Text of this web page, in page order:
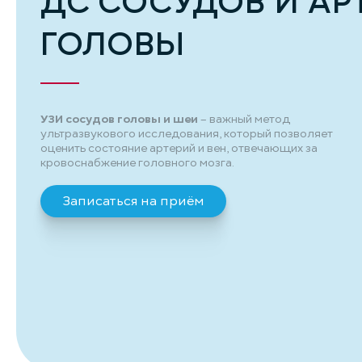
ГОЛОВЫ
УЗИ сосудов головы и шеи – важный метод
ультразвукового исследования, который позволяет
оценить состояние артерий и вен, отвечающих за
кровоснабжение головного мозга.
Записаться на приём